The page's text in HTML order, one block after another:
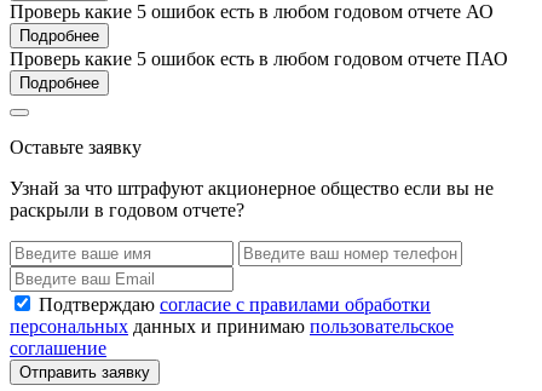
Проверь какие 5 ошибок есть в любом годовом отчете АО
Подробнее
Проверь какие 5 ошибок есть в любом годовом отчете ПАО
Подробнее
Оставьте заявку
Узнай за что штрафуют акционерное общество если вы не
раскрыли в годовом отчете?
Подтверждаю согласие с правилами обработки
персональных данных и принимаю пользовательское
соглашение
Отправить заявку